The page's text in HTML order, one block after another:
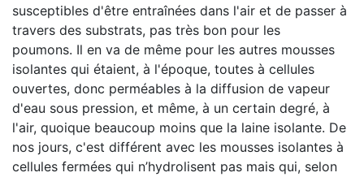
susceptibles d'être entraînées dans l'air et de passer à
travers des substrats, pas très bon pour les
poumons. Il en va de même pour les autres mousses
isolantes qui étaient, à l'époque, toutes à cellules
ouvertes, donc perméables à la diffusion de vapeur
d'eau sous pression, et même, à un certain degré, à
l'air, quoique beaucoup moins que la laine isolante. De
nos jours, c'est différent avec les mousses isolantes à
cellules fermées qui n’hydrolisent pas mais qui, selon